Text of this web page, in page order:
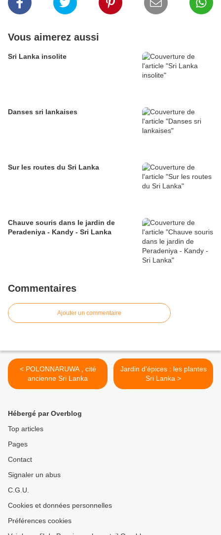
Vous aimerez aussi
Sri Lanka insolite
Danses sri lankaises
Sur les routes du Sri Lanka
Chauve souris dans le jardin de
Peradeniya - Kandy - Sri Lanka
Commentaires
Ajouter un commentaire
< POLONNARUWA , cité
ancienne Sri Lanka
Jardin d'épices : les plantes
Sri Lanka >
Hébergé par Overblog
Top articles
Pages
Contact
Signaler un abus
C.G.U.
Cookies et données personnelles
Préférences cookies